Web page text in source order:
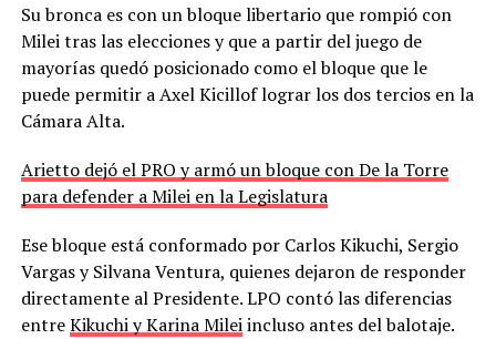
Su bronca es con un bloque libertario que rompió con
Milei tras las elecciones y que a partir del juego de
mayorías quedó posicionado como el bloque que le
puede permitir a Axel Kicillof lograr los dos tercios en la
Cámara Alta.
Arietto dejó el PRO y armó un bloque con De la Torre
para defender a Milei en la Legislatura
Ese bloque está conformado por Carlos Kikuchi, Sergio
Vargas y Silvana Ventura, quienes dejaron de responder
directamente al Presidente. LPO contó las diferencias
entreKikuchi y Karina Mileiincluso antes del balotaje.